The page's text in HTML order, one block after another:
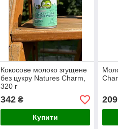
Кокосове молоко згущене
без цукру Natures Charm,
320 г
342₴
Купити
209